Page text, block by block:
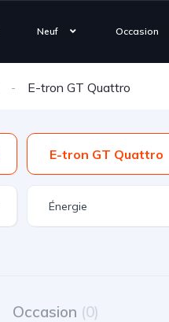
Neuf Occasion
E-tron GT Quattro
E-tron GT Quattro
Occasion (0)